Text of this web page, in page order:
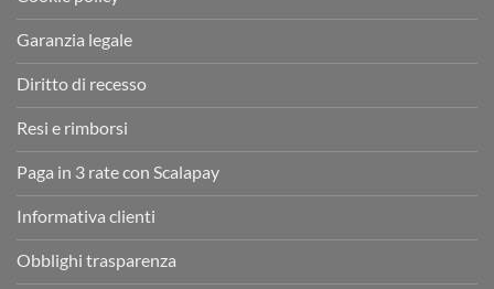
Garanzia legale
Diritto di recesso
Resi e rimborsi
Paga in 3 rate con Scalapay
Informativa clienti
Obblighi trasparenza